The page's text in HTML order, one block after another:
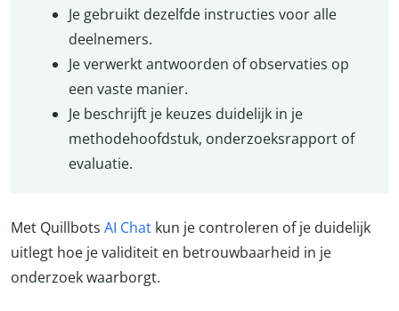
Je gebruikt dezelfde instructies voor alle
deelnemers.
Je verwerkt antwoorden of observaties op
een vaste manier.
Je beschrijft je keuzes duidelijk in je
methodehoofdstuk, onderzoeksrapport of
evaluatie.
Met Quillbots AI Chat kun je controleren of je duidelijk
uitlegt hoe je validiteit en betrouwbaarheid in je
onderzoek waarborgt.